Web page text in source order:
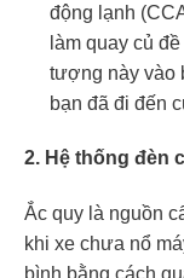
động lạnh
làm quay củ
tượng này vào
bạn đã đi đến
2. Hệ thống đèn
Ắc quy là nguồn
khi xe chưa nổ